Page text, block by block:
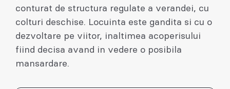
conturat de structura regulate a verandei, cu
colturi deschise. Locuinta este gandita si cu o
dezvoltare pe viitor, inaltimea acoperisului
fiind decisa avand in vedere o posibila
mansardare.